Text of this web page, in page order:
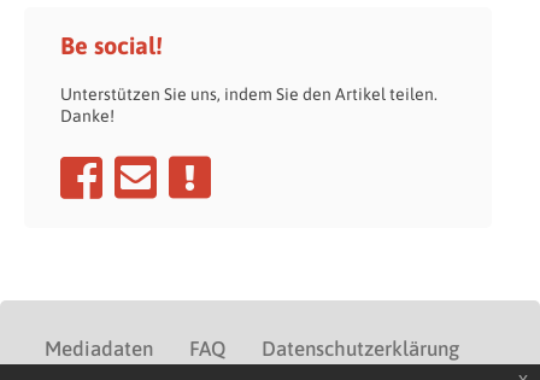
Be social!
Unterstützen Sie uns, indem Sie den Artikel teilen.
Danke!
Mediadaten FAQ
Datenschutzerklärung